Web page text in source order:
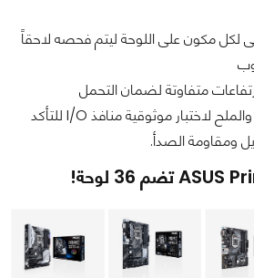
لكل مكون على اللوحة ليتم فحصه لاحقاً
متفاوتة لضمان التحمل
أخيراً اختبارات رذاذ الماء والملح لاختبار موثوقية منافذ I/O للتأكد
ومقاومة الصدأ.